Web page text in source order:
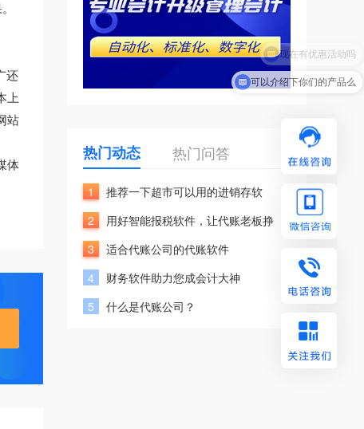
还
上
站
体
热门动态 热门问答
1
推荐一下超市可以用的进销存软
2
用好智能报税软件，让代账老板挣
3
适合代账公司的代账软件
4
财务软件助力您成会计大神
5
什么是代账公司？
可以介绍下你们的产品么
现在有优惠活动吗